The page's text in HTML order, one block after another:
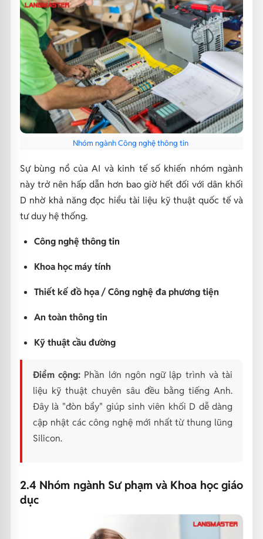
Nhóm ngành Công nghệ thông tin
Sự bùng nổ của AI và kinh tế số khiến nhóm ngành
này trở nên hấp dẫn hơn bao giờ hết đối với dân khối
D nhờ khả năng đọc hiểu tài liệu kỹ thuật quốc tế và
tư duy hệ thống.
Công nghệ thông tin
Khoa học máy tính
Thiết kế đồ họa / Công nghệ đa phương tiện
An toàn thông tin
Kỹ thuật cầu đường
Điểm cộng: Phần lớn ngôn ngữ lập trình và tài
liệu kỹ thuật chuyên sâu đều bằng tiếng Anh.
Đây là "đòn bẩy" giúp sinh viên khối D dễ dàng
cập nhật các công nghệ mới nhất từ thung lũng
Silicon.
2.4 Nhóm ngành Sư phạm và Khoa học giáo
dục